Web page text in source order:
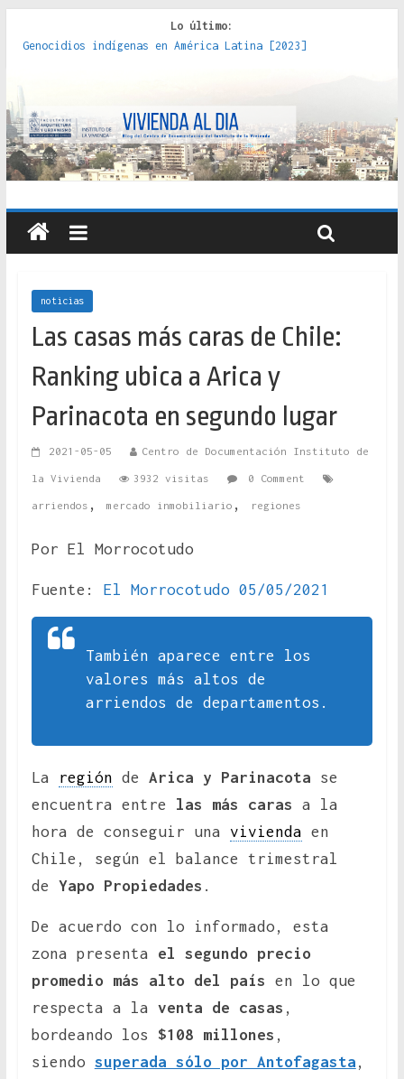
Lo último:
Genocidios indígenas en América Latina [2023]
políticas, prácticas y representaciones [2022]
crítica de las fronteras latinoamericanas [2020]
Criterios técnicos para una vivienda adecuada [2019]
Red de consultorios de la Caja del Seguro Obrero en
Santiago : un patrimonio emblemático [2014]
noticias
Las casas más caras de Chile:
Ranking ubica a Arica y
Parinacota en segundo lugar
2021-05-05 Centro de Documentación Instituto de
la Vivienda 3932 visitas 0 Comment
arriendos , mercado inmobiliario , regiones
Por El Morrocotudo
Fuente: El Morrocotudo 05/05/2021
También aparece entre los
valores más altos de
arriendos de departamentos.
La región de Arica y Parinacota se
encuentra entre las más caras a la
hora de conseguir una vivienda en
Chile, según el balance trimestral
de Yapo Propiedades .
De acuerdo con lo informado, esta
zona presenta el segundo precio
promedio más alto del país en lo que
respecta a la venta de casas ,
bordeando los $108 millones ,
siendo superada sólo por Antofagasta ,